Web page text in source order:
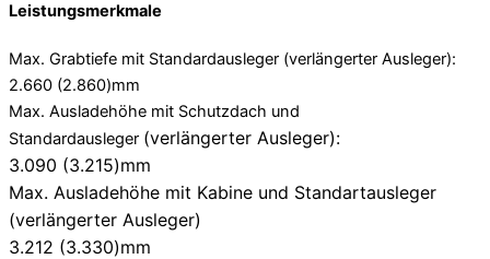
Leistungsmerkmale
Max. Grabtiefe mit Standardausleger (verlängerter Ausleger):
2.660 (2.860)mm
Max. Ausladehöhe mit Schutzdach und
Standardausleger (verlängerter Ausleger):
3.090 (3.215)mm
Max. Ausladehöhe mit Kabine und Standartausleger
(verlängerter Ausleger)
3.212 (3.330)mm